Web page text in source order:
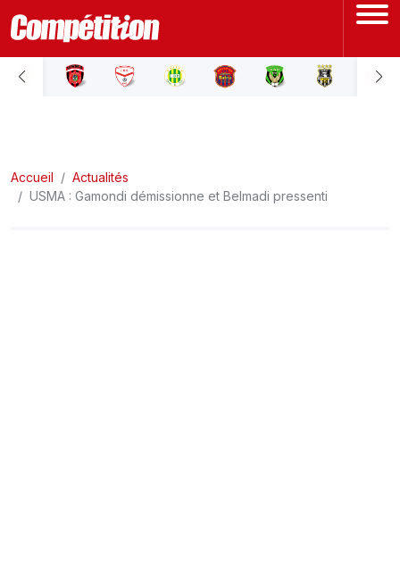
ACCUEIL
LIGUE 2
Accueil
Actualités
USMA : Gamondi démissionne et Belmadi pressenti